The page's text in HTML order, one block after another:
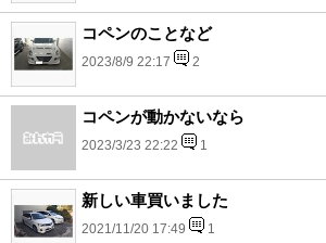
コペンのことなど
2023/8/9 22:17 2
コペンが動かないなら
2023/3/23 22:22 1
新しい車買いました
2021/11/20 17:49 1